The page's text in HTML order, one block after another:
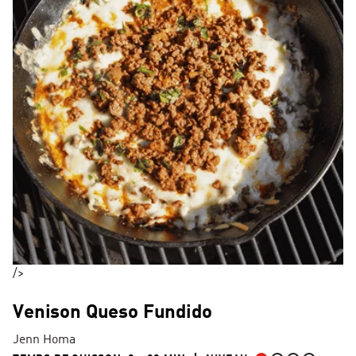
/>
Venison Queso Fundido
Jenn Homa